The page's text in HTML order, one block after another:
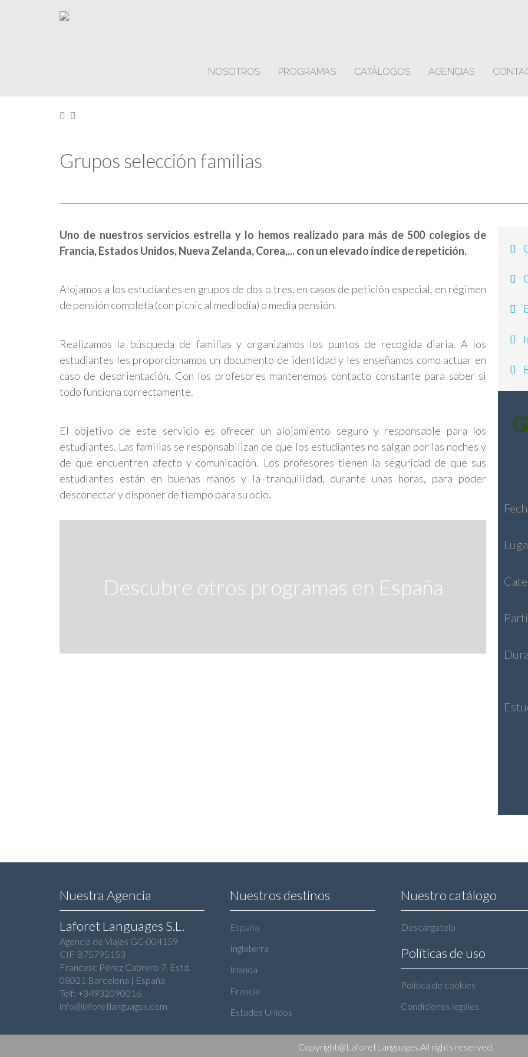
NOSOTROS PROGRAMAS CATÁLOGOS AGENCIAS
Home
Grupos selección familias
Uno de nuestros servicios estrella y lo hemos realizado para más de 500 colegios de
Francia, Estados Unidos, Nueva Zelanda, Corea,... con un elevado índice de repetición.
Alojamos a los estudiantes en grupos de dos o tres, en casos de petición especial, en régimen
de pensión completa (con picnic al mediodía) o media pensión.
Realizamos la búsqueda de familias y organizamos los puntos de recogida diaria. A los
estudiantes les proporcionamos un documento de identidad y les enseñamos como actuar en
caso de desorientación. Con los profesores mantenemos contacto constante para saber si
todo funciona correctamente.
El objetivo de este servicio es ofrecer un alojamiento seguro y responsable para los
estudiantes. Las familias se responsabilizan de que los estudiantes no salgan por las noches y
de que encuentren afecto y comunicación. Los profesores tienen la seguridad de que sus
estudiantes están en buenas manos y la tranquilidad, durante unas horas, para poder
desconectar y disponer de tiempo para su ocio.
Descubre otros programas en España
Nuestra Agencia
Laforet Languages S.L.
Agencia de Viajes GC-004159
CIF B75795153
Francesc Pérez Cabrero 7, Estd.
08021 Barcelona | España
Telf: +34932090016
info@laforetlanguages.com
Nuestros destinos
España
Inglaterra
Irlanda
Francia
Estados Unidos
Nuestro catálogo
Descárgatelo
Políticas de uso
Política de cookies
Condiciones legales
Copyright@LaforetLanguages.All rights reserved.